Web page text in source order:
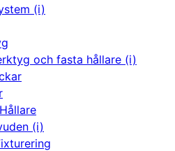
(i)
och fasta hållare (i)
(i)